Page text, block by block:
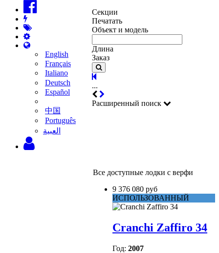
English
Français
Italiano
Deutsch
Español
中国
Português
‫العبية
Секции
Печатать
Объект и модель
Длина
Заказ
...
Расширенный поиск
Все доступные лодки с верфи
9 376 080 руб
ИСПОЛЬЗОВАННЫЙ
Cranchi Zaffiro 34
Год: 2007